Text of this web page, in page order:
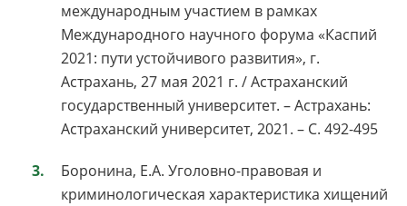
международным участием в рамках
Международного научного форума «Каспий
2021: пути устойчивого развития», г.
Астрахань, 27 мая 2021 г. / Астраханский
государственный университет. – Астрахань:
Астраханский университет, 2021. – С. 492-495
Боронина, Е.А. Уголовно-правовая и
криминологическая характеристика хищений